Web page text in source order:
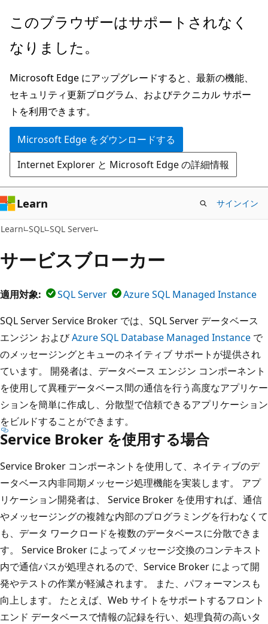
メ
ン
ン
テ
ン
ツ
に
ス
キ
ッ
プ
このブラウザーはサポートされなく
なりました。
Microsoft Edge にアップグレードすると、最新の機能、
セキュリティ更新プログラム、およびテクニカル サポー
トを利用できます。
Microsoft Edge をダウンロードする
Internet Explorer と Microsoft Edge の詳細情報
Learn サインイン
Learn SQL SQL Server
サービスブローカー
適用対象: SQL Server
Azure SQL Managed Instance
SQL Server Service Broker では、SQL Server データベース
エンジン およびAzure SQL Database Managed Instance で
のメッセージングとキューのネイティブ サポートが提供され
ています。 開発者は、データベース エンジン コンポーネント
を使用して異種データベース間の通信を行う高度なアプリケー
ションを簡単に作成し、分散型で信頼できるアプリケーション
をビルドすることができます。
Service Broker を使用する場合
Service Broker コンポーネントを使用して、ネイティブのデ
ータベース内非同期メッセージ処理機能を実装します。 アプ
リケーション開発者は、 Service Broker を使用すれば、通信
やメッセージングの複雑な内部のプログラミングを行わなくて
も、データ ワークロードを複数のデータベースに分散できま
す。 Service Broker によってメッセージ交換のコンテキスト
内で通信パスが処理されるので、Service Broker によって開
発やテストの作業が軽減されます。 また、パフォーマンスも
向上します。 たとえば、Web サイトをサポートするフロント
エンド データベースで情報の記録を行い、処理負荷の高いタ